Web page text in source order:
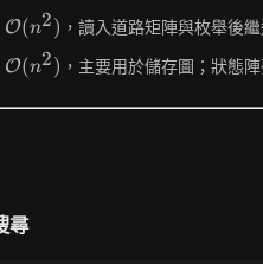
\mathcal{O}
(n^2)
O(n2) ，讀入道路矩陣與枚舉後
\mathcal{O}
(n^2)
O(n2) ，主要用於儲存圖；狀態
尋